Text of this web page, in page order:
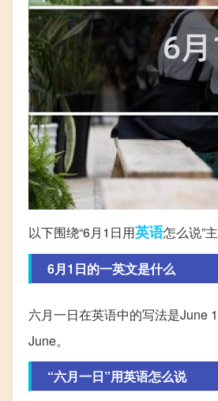
以下围绕“6月1日用英语怎么说”
6月1日的一英文是什么
六月一日在英语中的写法是June
June。
“六月一日”用英语怎么说